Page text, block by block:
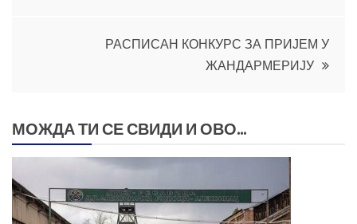
РАСПИСАН КОНКУРС ЗА ПРИЈЕМ У
ЖАНДАРМЕРИЈУ
МОЖДА ТИ СЕ СВИДИ И ОВО...